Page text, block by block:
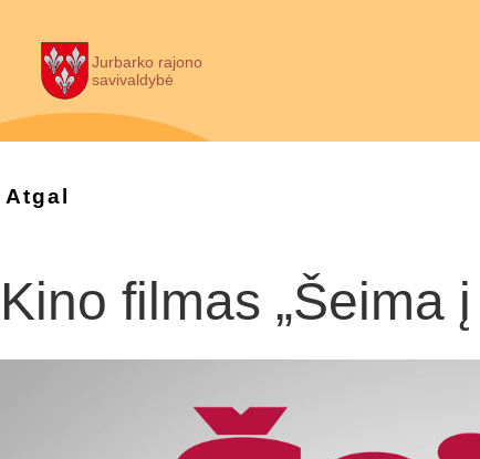
Jurbarko rajono
savivaldybė
Atgal
Kino filmas „Šeima